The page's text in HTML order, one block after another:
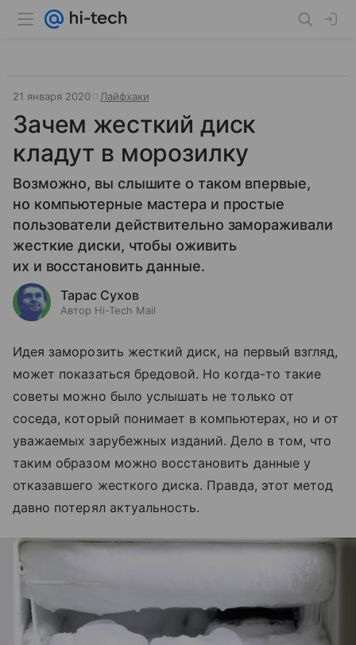
21 января 2020 Лайфхаки
Зачем жесткий диск
кладут в морозилку
Возможно, вы слышите о таком впервые,
но компьютерные мастера и простые
пользователи действительно замораживали
жесткие диски, чтобы оживить
их и восстановить данные.
Тарас Сухов
Автор Hi-Tech Mail
Идея заморозить жесткий диск, на первый взгляд,
может показаться бредовой. Но когда-то такие
советы можно было услышать не только от
соседа, который понимает в компьютерах, но и от
уважаемых зарубежных изданий. Дело в том, что
таким образом можно восстановить данные у
отказавшего жесткого диска. Правда, этот метод
давно потерял актуальность.